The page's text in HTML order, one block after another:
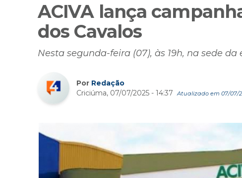
ACIVA lança
dos Cavalos
Nesta segunda-feira (07), às 19h, na sede da
Por Redação
Criciúma, 07/07/2025 - 14:37
Atualizado em 07/07/